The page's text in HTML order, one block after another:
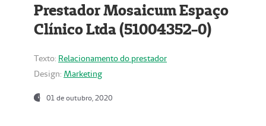
Prestador Mosaicum Espaço
Clínico Ltda (51004352-0)
Texto: Relacionamento do prestador
Design: Marketing
01 de outubro, 2020